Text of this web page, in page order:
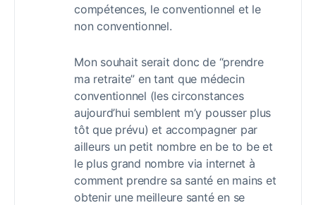
compétences, le conventionnel et le
non conventionnel.
Mon souhait serait donc de “prendre
ma retraite” en tant que médecin
conventionnel (les circonstances
aujourd’hui semblent m’y pousser plus
tôt que prévu) et accompagner par
ailleurs un petit nombre en be to be et
le plus grand nombre via internet à
comment prendre sa santé en mains et
obtenir une meilleure santé en se